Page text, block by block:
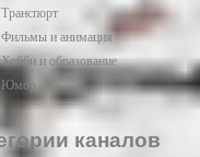
Транспорт
Фильмы и анимация
Хобби и образование
Юмор
каналов